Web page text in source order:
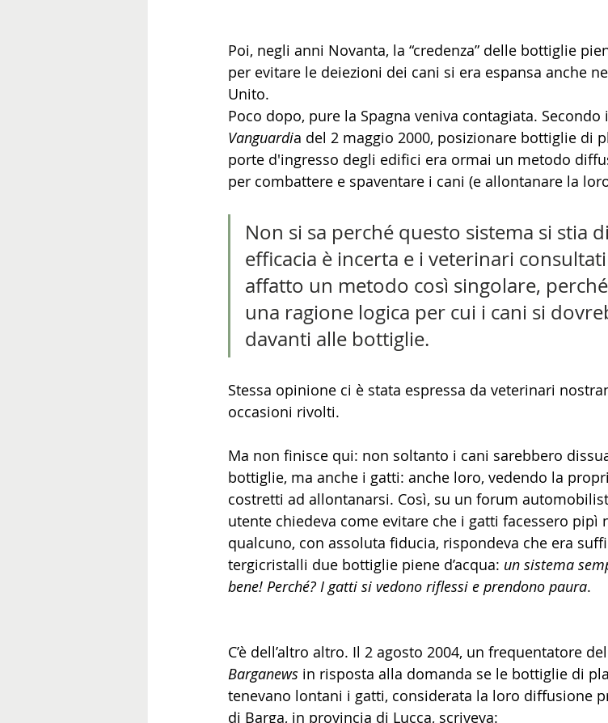
Poi, negli anni Novanta, la “credenza” delle bottiglie
per evitare le deiezioni dei cani si era espansa anche
Unito.
Poco dopo, pure la Spagna veniva contagiata.
Vanguardia del 2 maggio 2000, posizionare bottiglie di
porte d'ingresso degli edifici era ormai un metodo
per combattere e spaventare i cani (e allontanare la
Non si sa perché questo sistema si stia
efficacia è incerta e i veterinari
affatto un metodo così singolare,
una ragione logica per cui i cani si
davanti alle bottiglie.
Stessa opinione ci è stata espressa da veterinari
occasioni rivolti.
Ma non finisce qui: non soltanto i cani sarebbero
bottiglie, ma anche i gatti: anche loro, vedendo la
costretti ad allontanarsi. Così, su un forum
utente chiedeva come evitare che i gatti facessero pipì
qualcuno, con assoluta fiducia, rispondeva che era
tergicristalli due bottiglie piene d’acqua: un sistema
bene! Perché? I gatti si vedono riflessi e prendono paura.
C’è dell’altro altro. Il 2 agosto 2004, un frequentatore
Barganews in risposta alla domanda se le bottiglie di
tenevano lontani i gatti, considerata la loro diffusione
di Barga, in provincia di Lucca, scriveva: